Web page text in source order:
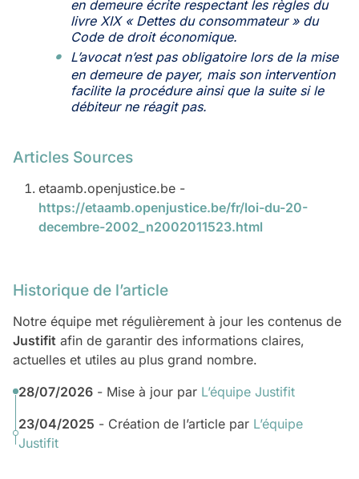
en demeure écrite respectant les règles du
livre XIX « Dettes du consommateur » du
Code de droit économique.
L’avocat n’est pas obligatoire lors de la mise
en demeure de payer, mais son intervention
facilite la procédure ainsi que la suite si le
débiteur ne réagit pas.
Articles Sources
etaamb.openjustice.be -
https://etaamb.openjustice.be/fr/loi-du-20-
decembre-2002_n2002011523.html
Historique de l’article
Notre équipe met régulièrement à jour les contenus de
Justifit afin de garantir des informations claires,
actuelles et utiles au plus grand nombre.
28/07/2026 - Mise à jour par L’équipe Justifit
23/04/2025 - Création de l’article par L’équipe
Justifit